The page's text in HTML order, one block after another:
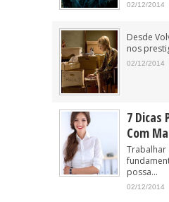
02/12/2014
Desde
nos
02/12/2014
7 Dicas
Com
Trabalhar
possa...
02/12/2014